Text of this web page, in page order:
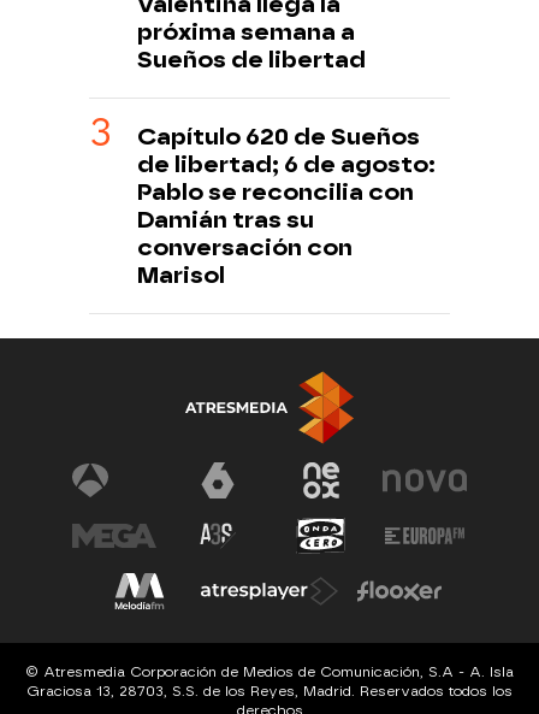
próxima semana a
Sueños de libertad
Capítulo 620 de Sueños
de libertad; 6 de agosto:
Pablo se reconcilia con
Damián tras su
conversación con
Marisol
© Atresmedia Corporación de Medios de Comunicación, S.A - A. Isla
Graciosa 13, 28703, S.S. de los Reyes, Madrid. Reservados todos los